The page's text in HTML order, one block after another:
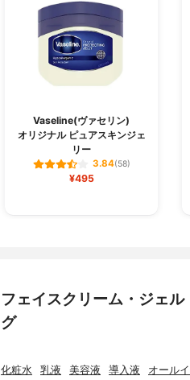
Vaseline(ヴァセリン)
オリジナル ピュアスキンジェ
リー
3.84(58)
¥495
フェイスクリーム・ジェ
グ
化粧水 乳液 美容液 導入液 オール